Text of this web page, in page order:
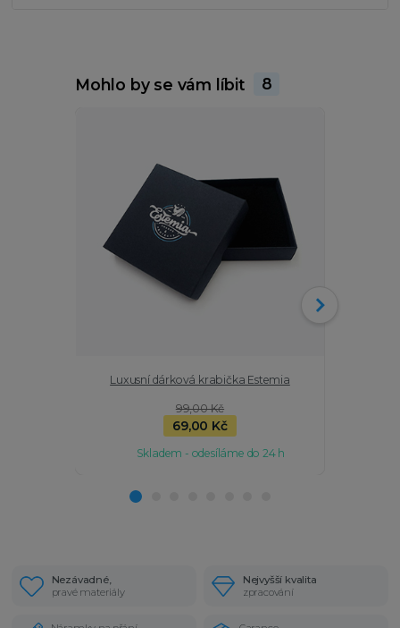
Mohlo by se vám líbit 8
Luxusní dárková krabička Estemia
99,00 Kč
69,00 Kč
Skladem - odesíláme do 24 h
Nezávadné,
pravé materiály
Nejvyšší kvalita
zpracování